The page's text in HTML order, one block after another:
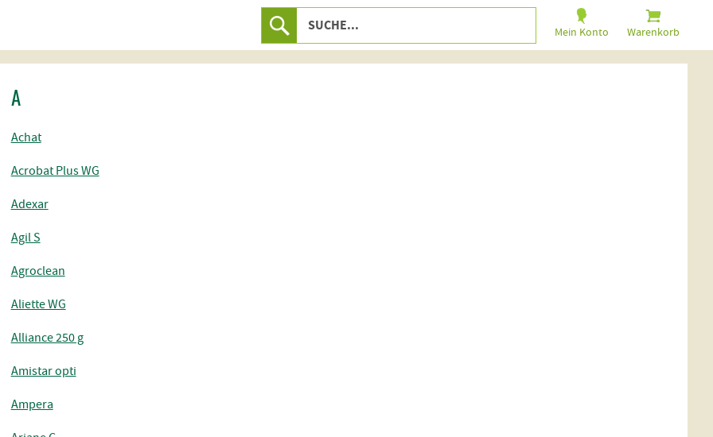
Mein Konto Warenkorb
A
Achat
Acrobat Plus WG
Adexar
Agil S
Agroclean
Aliette WG
Alliance 250 g
Amistar opti
Ampera